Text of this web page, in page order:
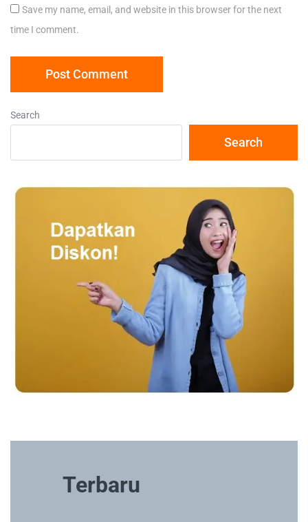
Save my name, email, and website in this browser for the next
time I comment.
Search
Search
Terbaru